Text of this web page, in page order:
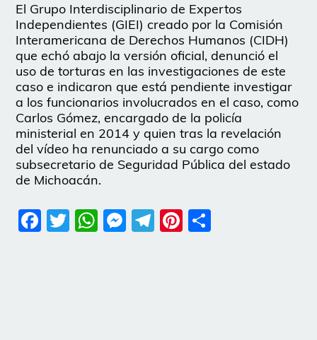
El Grupo Interdisciplinario de Expertos
Independientes (GIEI) creado por la Comisión
Interamericana de Derechos Humanos (CIDH)
que echó abajo la versión oficial, denunció el
uso de torturas en las investigaciones de este
caso e indicaron que está pendiente investigar
a los funcionarios involucrados en el caso, como
Carlos Gómez, encargado de la policía
ministerial en 2014 y quien tras la revelación
del vídeo ha renunciado a su cargo como
subsecretario de Seguridad Pública del estado
de Michoacán.
Facebook
Twitter
WhatsApp
Messenger
Telegram
Pinterest